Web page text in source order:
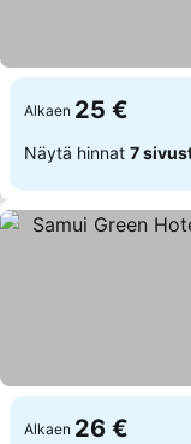
Alkaen 25 €
Näytä hinnat 7
Alkaen 26 €